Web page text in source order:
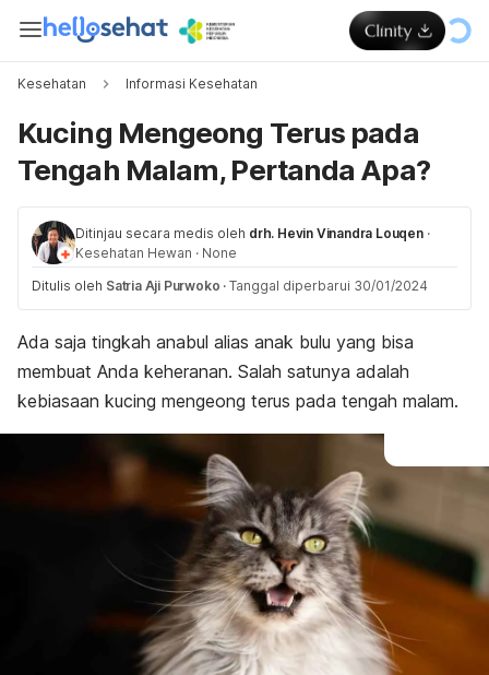
Kesehatan Informasi Kesehatan
Kucing Mengeong Terus pada
Tengah Malam, Pertanda Apa?
Ditinjau secara medis oleh drh. Hevin Vinandra Louqen ·
Kesehatan Hewan · None
Ditulis oleh Satria Aji Purwoko · Tanggal diperbarui 30/01/2024
Ada saja tingkah anabul alias anak bulu yang bisa
membuat Anda keheranan. Salah satunya adalah
kebiasaan kucing mengeong terus pada tengah malam.